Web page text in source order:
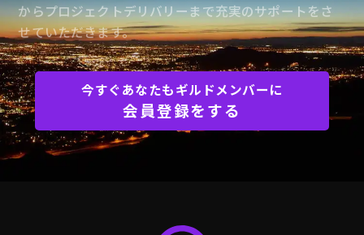
からプロジェクトデリバリーまで充実のサポートをさ
せていただきます。
今すぐあなたもギルドメンバーに
会員登録をする